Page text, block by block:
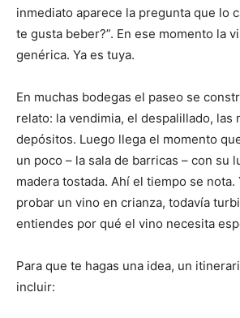
inmediato aparece la pregunta que lo
te gusta beber?”. En ese momento la
genérica. Ya es tuya.
En muchas bodegas el paseo se
relato: la vendimia, el despalillado, las
depósitos. Luego llega el momento
un poco – la sala de barricas – con su
madera tostada. Ahí el tiempo se nota.
probar un vino en crianza, todavía
entiendes por qué el vino necesita
Para que te hagas una idea, un
incluir: